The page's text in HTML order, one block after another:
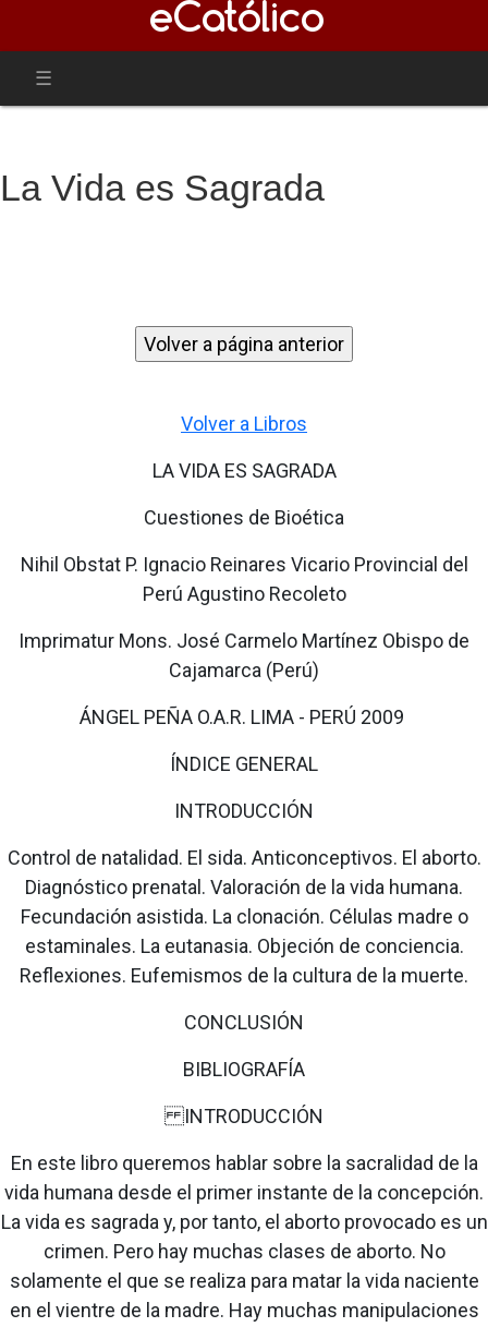
La Vida es Sagrada
Volver a Libros
LA VIDA ES SAGRADA
Cuestiones de Bioética
Nihil Obstat P. Ignacio Reinares Vicario Provincial del
Perú Agustino Recoleto
Imprimatur Mons. José Carmelo Martínez Obispo de
Cajamarca (Perú)
ÁNGEL PEÑA O.A.R. LIMA - PERÚ 2009
ÍNDICE GENERAL
INTRODUCCIÓN
Control de natalidad. El sida. Anticonceptivos. El aborto.
Diagnóstico prenatal. Valoración de la vida humana.
Fecundación asistida. La clonación. Células madre o
estaminales. La eutanasia. Objeción de conciencia.
Reflexiones. Eufemismos de la cultura de la muerte.
CONCLUSIÓN
BIBLIOGRAFÍA
INTRODUCCIÓN
En este libro queremos hablar sobre la sacralidad de la
vida humana desde el primer instante de la concepción.
La vida es sagrada y, por tanto, el aborto provocado es un
crimen. Pero hay muchas clases de aborto. No
solamente el que se realiza para matar la vida naciente
en el vientre de la madre. Hay muchas manipulaciones